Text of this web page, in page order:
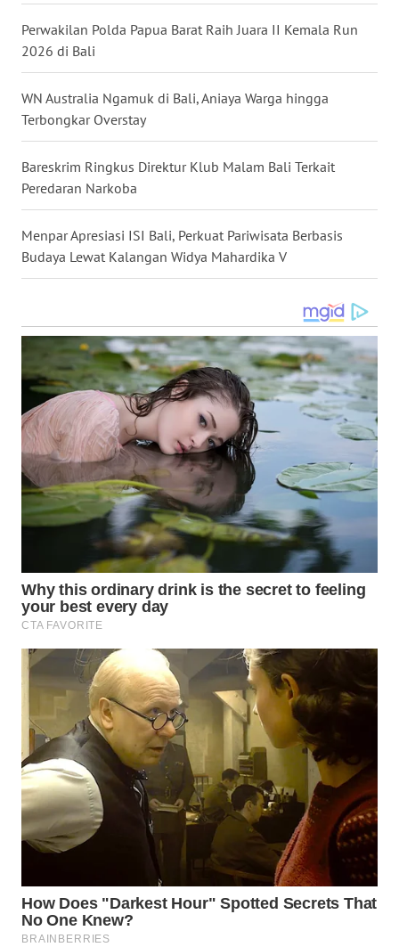
Perwakilan Polda Papua Barat Raih Juara II Kemala Run
2026 di Bali
WN Australia Ngamuk di Bali, Aniaya Warga hingga
Terbongkar Overstay
Bareskrim Ringkus Direktur Klub Malam Bali Terkait
Peredaran Narkoba
Menpar Apresiasi ISI Bali, Perkuat Pariwisata Berbasis
Budaya Lewat Kalangan Widya Mahardika V
WN
TAPANULI
SELATAN
WN
WN
WN
LABUHANBATU
WN
TAPANULI
TENGAH
WN DELI
SERDANG
TEBING
TINGGI
WN
PAKPAK
WN
KARAWANG
WN
BEKASI
WN
BOGOR
WN
DEPOK